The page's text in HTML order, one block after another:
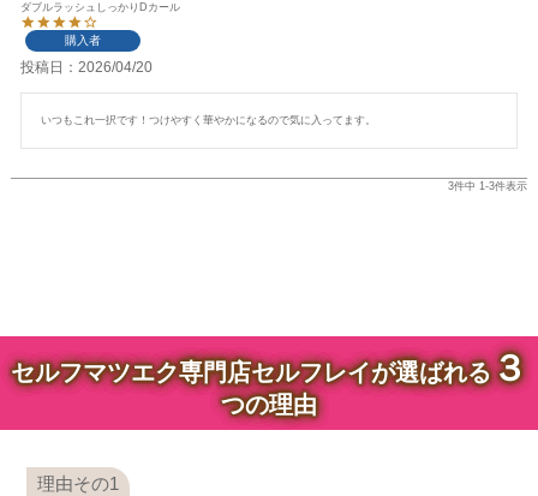
ダブルラッシュしっかりDカール
購入者
投稿日 2026/04/20
いつもこれ一択です！つけやすく華やかになるので気に入ってます。
3件中 1-3件表示
セルフマツエク専門店セルフレイが選ばれる３
つの理由